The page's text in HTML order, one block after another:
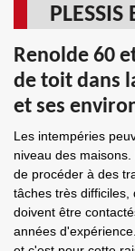
Renolde 60
de toit dans
et ses
Les intempéries
niveau des
de procéder à des
tâches très difficiles,
doivent être
années